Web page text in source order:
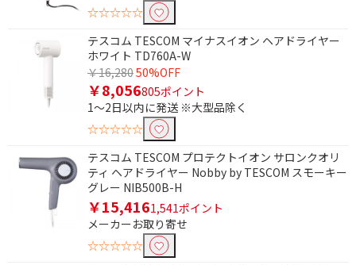
☆☆☆☆☆
テスコム TESCOM マイナスイオン ヘアドライヤー
ホワイト TD760A-W
￥16,28050%OFF
￥8,056805ポイント
1～2日以内に発送 ※大型品除く
☆☆☆☆☆
テスコム TESCOM プロテクトイオン サロンクオリ
ティ ヘアドライヤー Nobby by TESCOM スモーキー
グレー NIB500B-H
￥15,4161,541ポイント
メーカーお取り寄せ
☆☆☆☆☆